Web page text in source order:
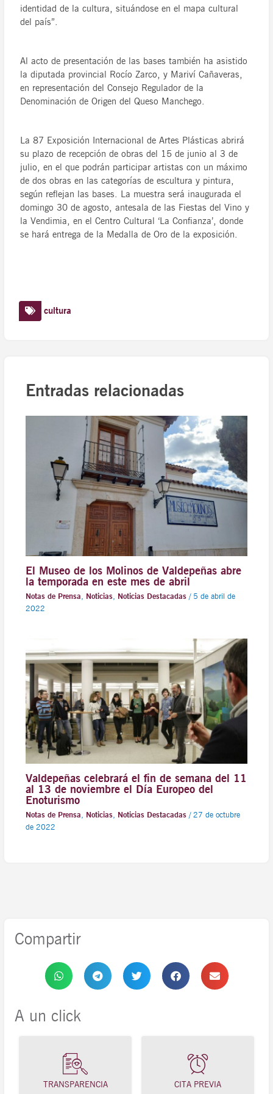
identidad de la cultura, situándose en el mapa cultural
del país”.
Al acto de presentación de las bases también ha asistido
la diputada provincial Rocío Zarco, y Mariví Cañaveras,
en representación del Consejo Regulador de la
Denominación de Origen del Queso Manchego.
La 87 Exposición Internacional de Artes Plásticas abrirá
su plazo de recepción de obras del 15 de junio al 3 de
julio, en el que podrán participar artistas con un máximo
de dos obras en las categorías de escultura y pintura,
según reflejan las bases. La muestra será inaugurada el
domingo 30 de agosto, antesala de las Fiestas del Vino y
la Vendimia, en el Centro Cultural ‘La Confianza’, donde
se hará entrega de la Medalla de Oro de la exposición.
cultura
Entradas relacionadas
El Museo de los Molinos de Valdepeñas abre
la temporada en este mes de abril
Notas de Prensa, Noticias, Noticias Destacadas/ 5 de abril de
2022
Valdepeñas celebrará el fin de semana del 11
al 13 de noviembre el Día Europeo del
Enoturismo
Notas de Prensa, Noticias, Noticias Destacadas/ 27 de octubre
de 2022
Compartir
A un click
TRANSPARENCIA CITA PREVIA